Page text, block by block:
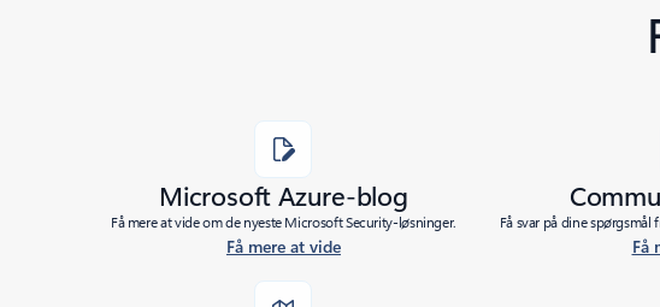
Microsoft Azure-blog
Få mere at vide om de nyeste Microsoft Security-løsninger.
Få mere at vide
Få svar på dine
Få